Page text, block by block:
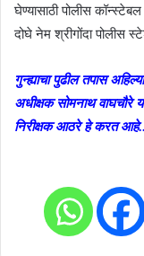
घेण्यासाठी पोलीस
दोघे नेम श्रीगोंदा पोलीस
गुन्ह्याचा पुढील तपास
अधीक्षक सोमनाथ वाघचौरे
निरीक्षक आठरे हे करत आहे..